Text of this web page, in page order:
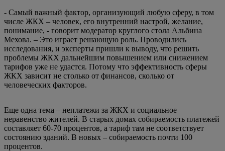
- Самый важный фактор, организующий любую сферу, в том
числе ЖКХ – человек, его внутренний настрой, желание,
понимание, - говорит модератор круглого стола Альбина
Мехова. – Это играет решающую роль. Проводились
исследования, и эксперты пришли к выводу, что решить
проблемы ЖКХ дальнейшим повышением или снижением
тарифов уже не удастся. Потому что эффективность сферы
ЖКХ зависит не столько от финансов, сколько от
человеческих факторов.
Еще одна тема – неплатежи за ЖКХ и социальное
неравенство жителей. В старых домах собираемость платежей
составляет 60-70 процентов, а тариф там не соответствует
состоянию зданий. В новых – собираемость почти 100
процентов.